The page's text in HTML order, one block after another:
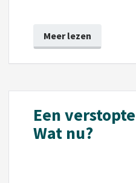
Meer lezen
Een
Wat nu?